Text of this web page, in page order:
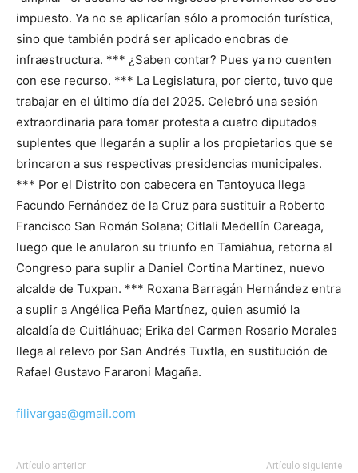
impuesto. Ya no se aplicarían sólo a promoción turística,
sino que también podrá ser aplicado enobras de
infraestructura. *** ¿Saben contar? Pues ya no cuenten
con ese recurso. *** La Legislatura, por cierto, tuvo que
trabajar en el último día del 2025. Celebró una sesión
extraordinaria para tomar protesta a cuatro diputados
suplentes que llegarán a suplir a los propietarios que se
brincaron a sus respectivas presidencias municipales.
*** Por el Distrito con cabecera en Tantoyuca llega
Facundo Fernández de la Cruz para sustituir a Roberto
Francisco San Román Solana; Citlali Medellín Careaga,
luego que le anularon su triunfo en Tamiahua, retorna al
Congreso para suplir a Daniel Cortina Martínez, nuevo
alcalde de Tuxpan. *** Roxana Barragán Hernández entra
a suplir a Angélica Peña Martínez, quien asumió la
alcaldía de Cuitláhuac; Erika del Carmen Rosario Morales
llega al relevo por San Andrés Tuxtla, en sustitución de
Rafael Gustavo Fararoni Magaña.
filivargas@gmail.com
Artículo anterior Artículo siguiente